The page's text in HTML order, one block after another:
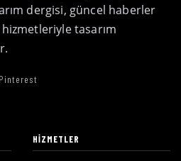
dergisi, güncel haberler
tasarım
Pinterest
HIZMETLER